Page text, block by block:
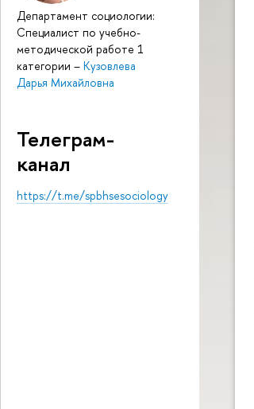
Департамент социологии:
Специалист по учебно-
методической работе 1
категории – Кузовлева
Дарья Михайловна
Телеграм-
канал
https://t.me/spbhsesociology